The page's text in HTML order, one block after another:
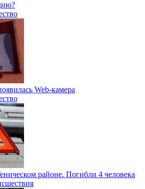
Web-камера
районе. Погибли 4 человека